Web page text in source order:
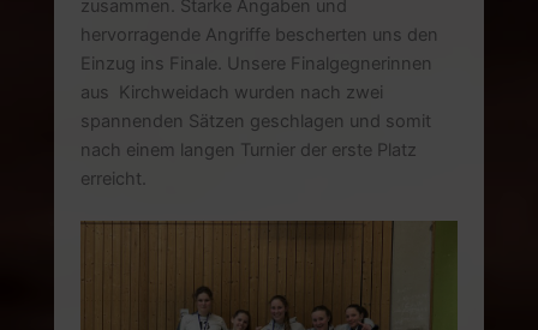
zusammen. Starke Angaben und
hervorragende Angriffe bescherten uns den
Einzug ins Finale. Unsere Finalgegnerinnen
aus Kirchweidach wurden nach zwei
spannenden Sätzen geschlagen und somit
nach einem langen Turnier der erste Platz
erreicht.